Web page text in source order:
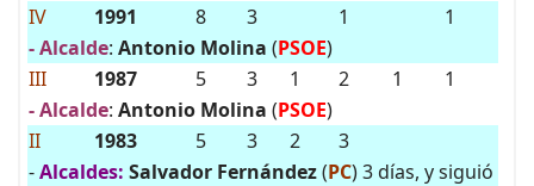
IV
1991 8 3 1
1
- Alcalde: Antonio Molina (PSOE)
III
1987 5 3 1 2 1
1
- Alcalde: Antonio Molina (PSOE)
II
1983 5 3 2
3
-Alcaldes: Salvador Fernández(PC) 3 días, y siguió